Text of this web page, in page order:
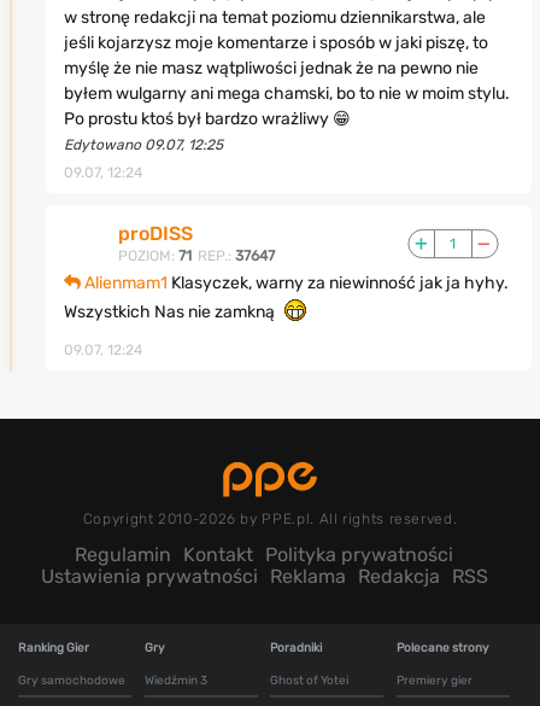
w stronę redakcji na temat poziomu dziennikarstwa, ale
jeśli kojarzysz moje komentarze i sposób w jaki piszę, to
myślę że nie masz wątpliwości jednak że na pewno nie
byłem wulgarny ani mega chamski, bo to nie w moim stylu.
Po prostu ktoś był bardzo wrażliwy 😁
Edytowano 09.07, 12:25
09.07, 12:24
proDISS
POZIOM: 71 REP.: 37647
1
Alienmam1 Klasyczek, warny za niewinność jak ja hyhy.
Wszystkich Nas nie zamkną
09.07, 12:24
Copyright 2010-2026 by PPE.pl. All rights reserved.
Regulamin Kontakt Polityka prywatności
Ustawienia prywatności
Reklama Redakcja RSS
Ranking Gier
Gry samochodowe
Gry
Wiedźmin 3
Poradniki
Ghost of Yotei
Polecane strony
Premiery gier